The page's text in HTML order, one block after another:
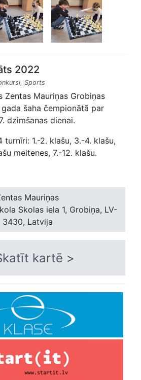
2022
, Sports
Zentas Mauriņas Grobiņas
šaha čempionātā par
dzimšanas dienai.
1.-2. klašu, 3.-4. klašu,
meitenes, 7.-12. klašu.
Mauriņas
Skolas iela 1, Grobiņa, LV-
3430, Latvija
kartē >